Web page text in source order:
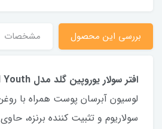
بررسی این محصول مشخصات
افتر سولار یوروپین گلد مدل Eternal Youth:
لوسیون آبرسان پوست همراه با روغن
سولاریوم و تثبیت کننده برنزه،